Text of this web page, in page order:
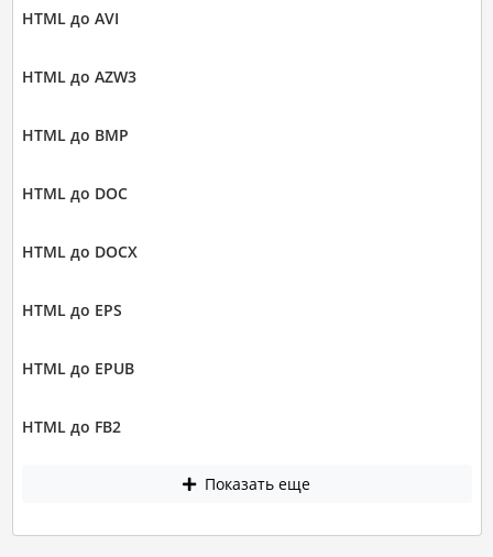
HTML до AVI
HTML до AZW3
HTML до BMP
HTML до DOC
HTML до DOCX
HTML до EPS
HTML до EPUB
HTML до FB2
Показать еще